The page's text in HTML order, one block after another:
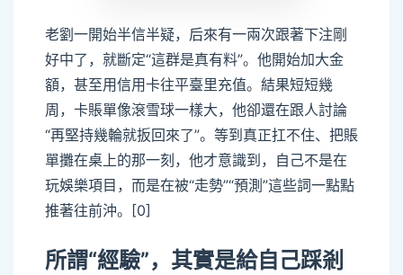
老劉一開始半信半疑，后來有一兩次跟著下注剛
好中了，就斷定“這群是真有料”。他開始加大金
額，甚至用信用卡往平臺里充值。結果短短幾
周，卡賬單像滾雪球一樣大，他卻還在跟人討論
“再堅持幾輪就扳回來了”。等到真正扛不住、把賬
單攤在桌上的那一刻，他才意識到，自己不是在
玩娛樂項目，而是在被“走勢”“預測”這些詞一點點
推著往前沖。[0]
所謂“經驗”，其實是給自己踩剎